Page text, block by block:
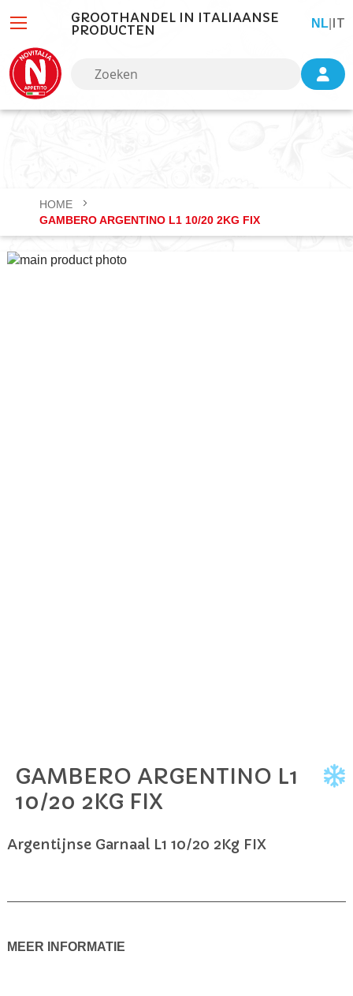
GROOTHANDEL IN ITALIAANSE
PRODUCTEN
TAALNL IT
HOME
GAMBERO ARGENTINO L1 10/20 2KG FIX
Ga
Ga
het
van
GAMBERO ARGENTINO L1
10/20 2KG FIX
Argentijnse Garnaal L1 10/20 2Kg FIX
MEER INFORMATIE